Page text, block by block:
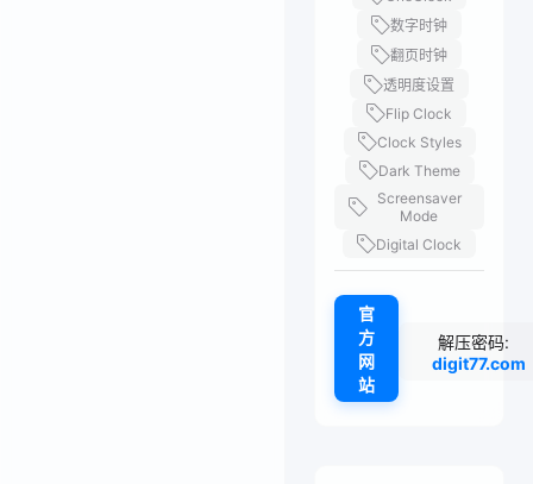
数字时钟
翻页时钟
透明度设置
Flip Clock
Clock Styles
Dark Theme
Screensaver
Mode
Digital Clock
官
方
网
站
解压密码:
digit77.com